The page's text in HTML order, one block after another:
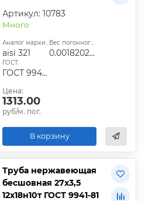
Артикул: 10783
Много
Аналог марки стали:
aisi 321
Вес погонного метра, т.:
0.0018202975
ГОСТ:
ГОСТ 9940-81, ГОСТ 9941-81, ГОСТ 24030-80, ГОСТ 10498-82
Цена:
1313.00
руб/м. пог.
В корзину
Труба нержавеющая
бесшовная 27х3,5
12х18н10т ГОСТ 9941-81